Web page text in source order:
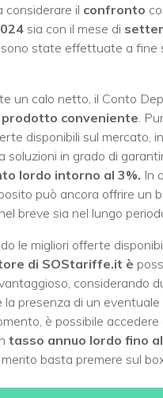
considerare il confronto
sia con il mese di
sono state effettuate a fine
un calo netto, il Conto
prodotto conveniente.
disponibili sul mercato,
soluzioni in grado di
lordo intorno al 3%. In
può ancora offrire un
breve sia nel lungo
le migliori offerte
di SOStariffe.it è
considerando
la presenza di un eventuale
è possibile
tasso annuo lordo fino
basta premere sul